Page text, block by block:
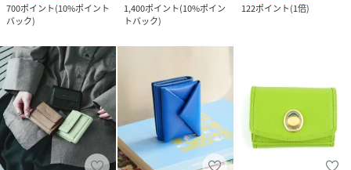
700ポイント(10%ポイント
バック)
1,400ポイント(10%ポイン
トバック)
122ポイント(1倍)